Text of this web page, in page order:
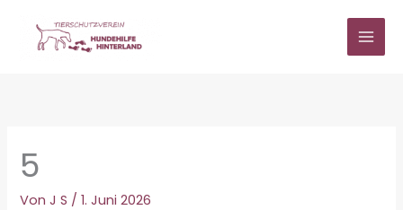
springen
5
VonJ S /1. Juni 2026